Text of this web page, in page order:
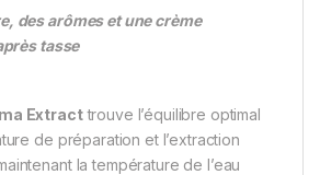
des arômes et une crème
tasse
Extracttrouve l’équilibre optimal
de préparation et l’extraction
la température de l’eau